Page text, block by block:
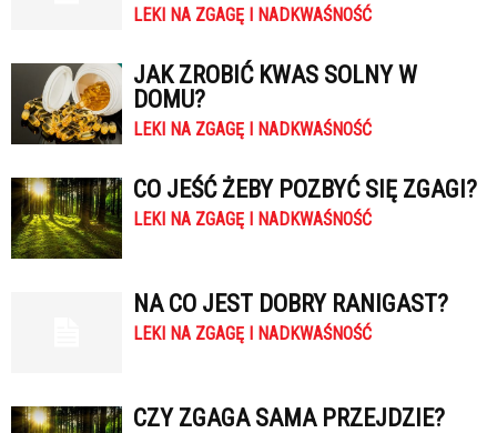
LEKI NA ZGAGĘ I NADKWAŚNOŚĆ
JAK ZROBIĆ KWAS SOLNY W
DOMU?
LEKI NA ZGAGĘ I NADKWAŚNOŚĆ
CO JEŚĆ ŻEBY POZBYĆ SIĘ ZGAGI?
LEKI NA ZGAGĘ I NADKWAŚNOŚĆ
NA CO JEST DOBRY RANIGAST?
LEKI NA ZGAGĘ I NADKWAŚNOŚĆ
CZY ZGAGA SAMA PRZEJDZIE?